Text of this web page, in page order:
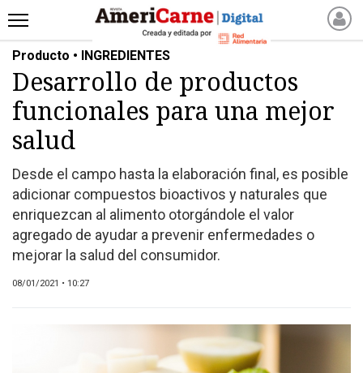
INICIO
NOTICIAS RECIENTES
NOTICIAS
ARTICULOS
PROCESO
PRODUCTO
NUEVOS PRODUCTOS
MARKETPLACE
REVISTAS
CATÁLOGO DE CORTES
DE CARNE VACUNA
Producto • INGREDIENTES
Desarrollo de productos
funcionales para una mejor
salud
Desde el campo hasta la elaboración final, es posible
adicionar compuestos bioactivos y naturales que
enriquezcan al alimento otorgándole el valor
agregado de ayudar a prevenir enfermedades o
mejorar la salud del consumidor.
08/01/2021 • 10:27